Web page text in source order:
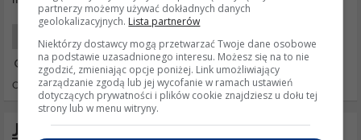
16 Sie 2025 14:40
Odpowiedzi: 3 Wyświetleń: 489
Jakie szczotki węglowe do odkurzacza
partnerzy możemy używać dokładnych danych
geolokalizacyjnych. Lista partnerów
Niektórzy dostawcy mogą przetwarzać Twoje dane osobowe
na podstawie uzasadnionego interesu. Możesz się na to nie
zgodzić, zmieniając opcje poniżej. Link umożliwiający
zarządzanie zgodą lub jej wycofanie w ramach ustawień
dotyczących prywatności i plików cookie znajdziesz u dołu tej
strony lub w menu witryny.